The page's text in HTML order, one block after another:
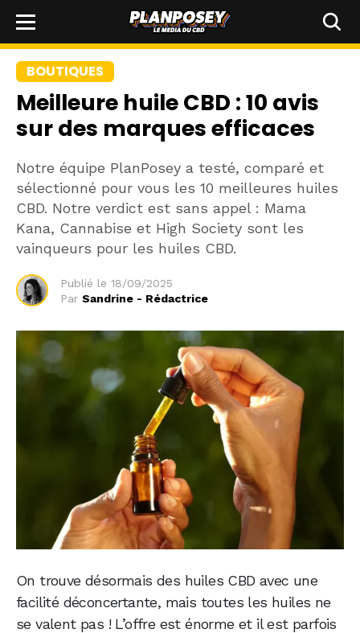
BOUTIQUES
Meilleure huile CBD : 10 avis
sur des marques efficaces
Notre équipe PlanPosey a testé, comparé et
sélectionné pour vous les 10 meilleures huiles
CBD. Notre verdict est sans appel : Mama
Kana, Cannabise et High Society sont les
vainqueurs pour les huiles CBD.
Publié le 18/09/2025
Par Sandrine - Rédactrice
On trouve désormais des huiles CBD avec une
facilité déconcertante, mais toutes les huiles ne
se valent pas ! L’offre est énorme et il est parfois